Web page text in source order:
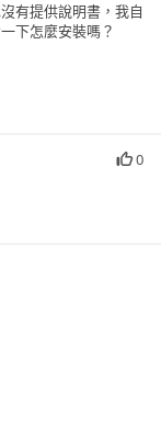
有提供說明書，我自
下怎麼安裝嗎？
0